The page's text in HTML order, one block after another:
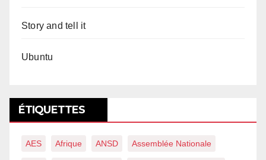
Story and tell it
Ubuntu
ÉTIQUETTES
AES Afrique ANSD Assemblée Nationale